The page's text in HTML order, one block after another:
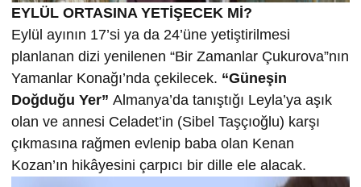
EYLÜL ORTASINA YETİŞECEK Mİ?
Eylül ayının 17’si ya da 24’üne yetiştirilmesi
planlanan dizi yenilenen “Bir Zamanlar Çukurova”nın
Yamanlar Konağı’nda çekilecek. “Güneşin
Doğduğu Yer” Almanya’da tanıştığı Leyla’ya aşık
olan ve annesi Celadet’in (Sibel Taşçıoğlu) karşı
çıkmasına rağmen evlenip baba olan Kenan
Kozan’ın hikâyesini çarpıcı bir dille ele alacak.